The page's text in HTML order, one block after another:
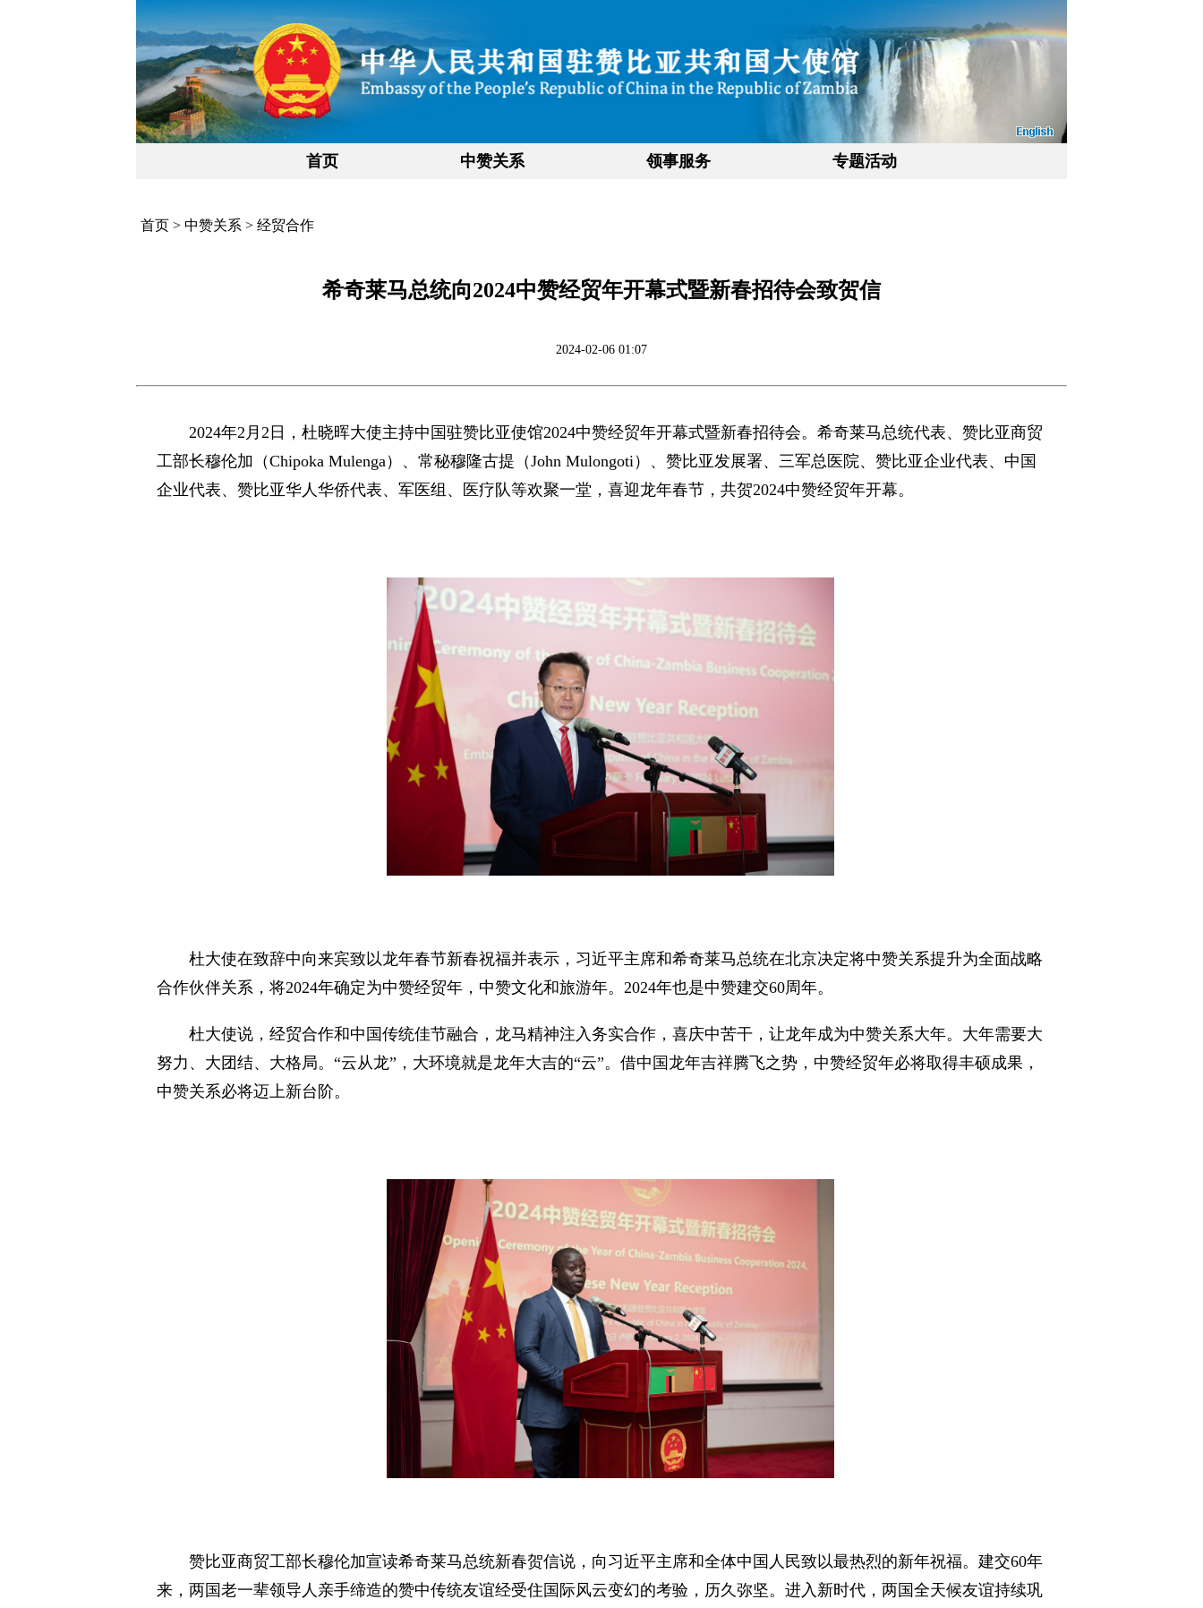
首页 中赞关系 领事服务 专题活动
首页 > 中赞关系 > 经贸合作
希奇莱马总统向2024中赞经贸年开幕式暨新春招待会致贺信
2024-02-06 01:07
2024年2月2日，杜晓晖大使主持中国驻赞比亚使馆2024中赞经贸年开幕式暨新春招待会。希奇莱马总统代表、赞比亚商贸
工部长穆伦加（Chipoka Mulenga）、常秘穆隆古提（John Mulongoti）、赞比亚发展署、三军总医院、赞比亚企业代表、中国
企业代表、赞比亚华人华侨代表、军医组、医疗队等欢聚一堂，喜迎龙年春节，共贺2024中赞经贸年开幕。
杜大使在致辞中向来宾致以龙年春节新春祝福并表示，习近平主席和希奇莱马总统在北京决定将中赞关系提升为全面战略
合作伙伴关系，将2024年确定为中赞经贸年，中赞文化和旅游年。2024年也是中赞建交60周年。
杜大使说，经贸合作和中国传统佳节融合，龙马精神注入务实合作，喜庆中苦干，让龙年成为中赞关系大年。大年需要大
努力、大团结、大格局。“云从龙”，大环境就是龙年大吉的“云”。借中国龙年吉祥腾飞之势，中赞经贸年必将取得丰硕成果，
中赞关系必将迈上新台阶。
赞比亚商贸工部长穆伦加宣读希奇莱马总统新春贺信说，向习近平主席和全体中国人民致以最热烈的新年祝福。建交60年
来，两国老一辈领导人亲手缔造的赞中传统友谊经受住国际风云变幻的考验，历久弥坚。进入新时代，两国全天候友谊持续巩